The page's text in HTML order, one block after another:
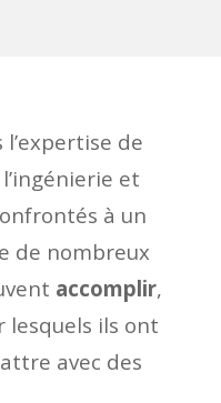
l’expertise de
l’ingénierie et
à un
de nombreux
accomplir,
lesquels ils ont
avec des